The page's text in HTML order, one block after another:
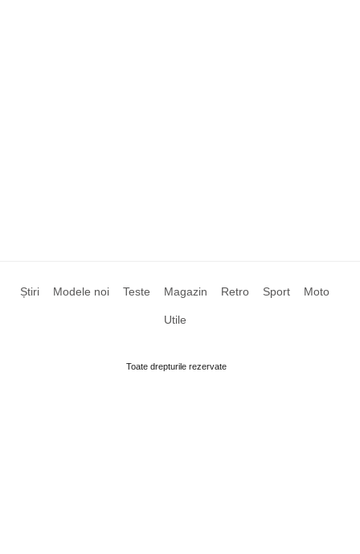
Știri Modele noi Teste Magazin Retro Sport Moto
Utile
Toate drepturile rezervate